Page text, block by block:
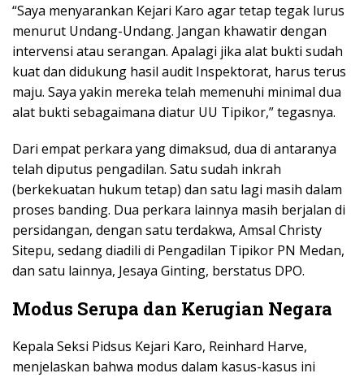
“Saya menyarankan Kejari Karo agar tetap tegak lurus
menurut Undang-Undang. Jangan khawatir dengan
intervensi atau serangan. Apalagi jika alat bukti sudah
kuat dan didukung hasil audit Inspektorat, harus terus
maju. Saya yakin mereka telah memenuhi minimal dua
alat bukti sebagaimana diatur UU Tipikor,” tegasnya.
Dari empat perkara yang dimaksud, dua di antaranya
telah diputus pengadilan. Satu sudah inkrah
(berkekuatan hukum tetap) dan satu lagi masih dalam
proses banding. Dua perkara lainnya masih berjalan di
persidangan, dengan satu terdakwa, Amsal Christy
Sitepu, sedang diadili di Pengadilan Tipikor PN Medan,
dan satu lainnya, Jesaya Ginting, berstatus DPO.
Modus Serupa dan Kerugian Negara
Kepala Seksi Pidsus Kejari Karo, Reinhard Harve,
menjelaskan bahwa modus dalam kasus-kasus ini